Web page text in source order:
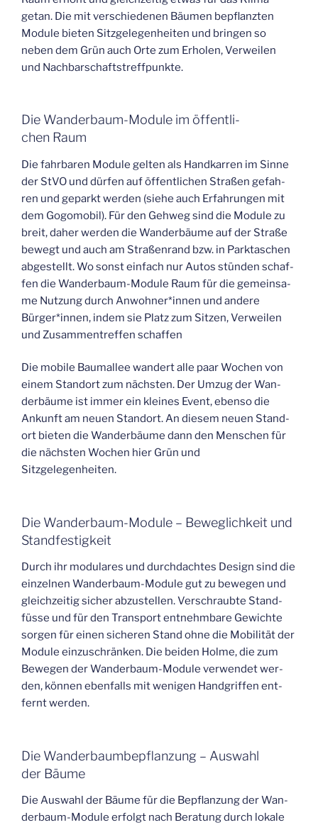
getan. Die mit ver­schie­de­nen Bäu­men bepflanz­ten
Modu­le bie­ten Sitz­ge­le­gen­hei­ten und brin­gen so
neben dem Grün auch Orte zum Erho­len, Ver­wei­len
und Nachbarschaftstreffpunkte.
Die Wan­der­baum-Modu­le im öffent­li­
chen Raum
Die fahr­ba­ren Modu­le gel­ten als Hand­kar­ren im Sin­ne
der StVO und dür­fen auf öffent­li­chen Stra­ßen gefah­
ren und geparkt wer­den (sie­he auch Erfah­run­gen mit
dem Gogo­mo­bil). Für den Geh­weg sind die Modu­le zu
breit, daher wer­den die Wan­der­bäu­me auf der Stra­ße
bewegt und auch am Stra­ßen­rand bzw. in Parkt­aschen
abge­stellt. Wo sonst ein­fach nur Autos stün­den schaf­
fen die Wan­der­baum-Modu­le Raum für die gemein­sa­
me Nut­zung durch Anwohner*innen und ande­re
Bürger*innen, indem sie Platz zum Sit­zen, Ver­wei­len
und Zusam­men­tref­fen schaffen
Die mobi­le Baum­al­lee wan­dert alle paar Wochen von
einem Stand­ort zum nächs­ten. Der Umzug der Wan­
der­bäu­me ist immer ein klei­nes Event, eben­so die
Ankunft am neu­en Stand­ort. An die­sem neu­en Stand­
ort bie­ten die Wan­der­bäu­me dann den Men­schen für
die nächs­ten Wochen hier Grün und
Sitzgelegenheiten.
Die Wan­der­baum-Modu­le – Beweg­lich­keit und
Standfestigkeit
Durch ihr modu­la­res und durch­dach­tes Design sind die
ein­zel­nen Wan­der­baum-Modu­le gut zu bewe­gen und
gleich­zei­tig sicher abzu­stel­len. Ver­schraub­te Stand­
füs­se und für den Trans­port ent­nehm­ba­re Gewich­te
sor­gen für einen siche­ren Stand ohne die Mobi­li­tät der
Modu­le ein­zu­schrän­ken. Die bei­den Hol­me, die zum
Bewe­gen der Wan­der­baum-Modu­le ver­wen­det wer­
den, kön­nen eben­falls mit weni­gen Hand­grif­fen ent­
fernt werden.
Die Wan­der­baum­be­pflan­zung – Aus­wahl
der Bäume
Die Aus­wahl der Bäu­me für die Bepflan­zung der Wan­
der­baum-Modu­le erfolgt nach Bera­tung durch loka­le